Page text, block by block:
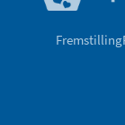
Fremstilling